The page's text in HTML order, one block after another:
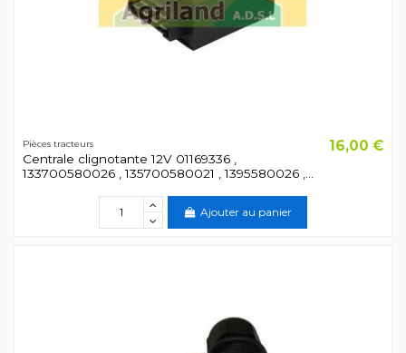
Pièces tracteurs
Centrale clignotante 12V 01169336 ,
133700580026 , 135700580021 , 1395580026 ,...
16,00 €
Ajouter au panier